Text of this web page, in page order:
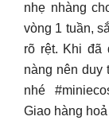
nhẹ nhàng
vòng 1 tuần,
rõ rệt. Khi đã
nàng nên duy
nhé
Giao hàng